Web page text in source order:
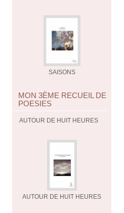
SAISONS
MON 3ÈME RECUEIL DE
POESIES
AUTOUR DE HUIT HEURES
AUTOUR DE HUIT HEURES